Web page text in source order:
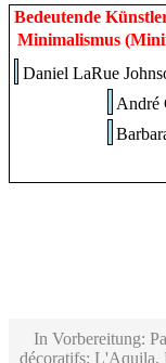
Bedeutende
Minimalismus
Daniel LaRue
André
In Vorbereitung:
décoratifs; L'Aquila,